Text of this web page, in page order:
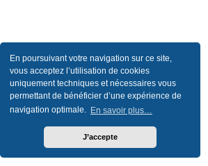
En poursuivant votre navigation sur ce site,
vous acceptez l’utilisation de cookies
uniquement techniques et nécessaires vous
permettant de bénéficier d’une expérience de
navigation optimale. En savoir plus…
J’accepte